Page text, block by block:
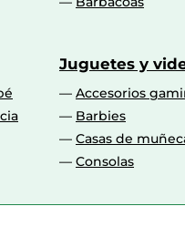
Juguetes y
Accesorios
Barbies
Casas de
Consolas